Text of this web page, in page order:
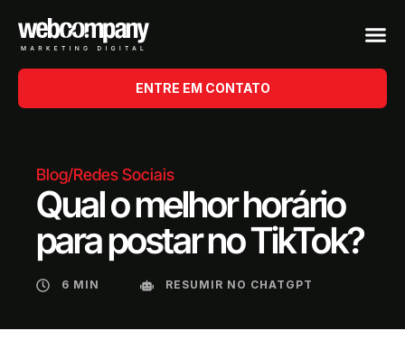
ENTRE EM CONTATO
Blog/Redes Sociais
Qual o melhor horário
para postar no TikTok?
6 MIN RESUMIR NO CHATGPT